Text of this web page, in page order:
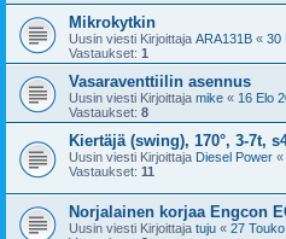
Mikrokytkin
Uusin viesti Kirjoittaja ARA131B « 30
Vastaukset: 1
Vasaraventtiilin asennus
Uusin viesti Kirjoittaja mike « 16 Elo
Vastaukset: 8
Kiertäjä (swing), 170°, 3-7t,
Uusin viesti Kirjoittaja Diesel Power «
Vastaukset: 11
Norjalainen korjaa Engcon
Uusin viesti Kirjoittaja tuju « 27